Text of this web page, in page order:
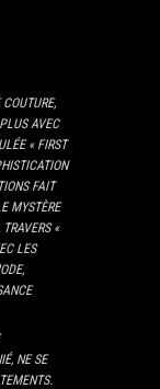
AVEC
« FIRST
FAIT
MYSTÈRE
«
LES
NE SE